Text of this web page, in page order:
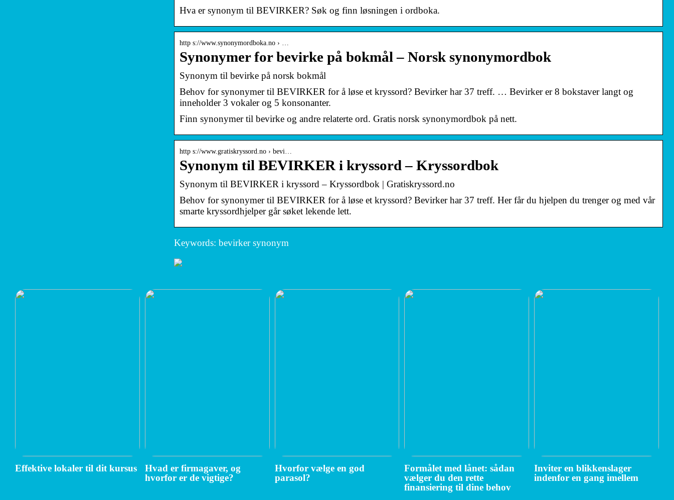
Hva er synonym til BEVIRKER? Søk og finn løsningen i ordboka.
http s://www.synonymordboka.no › …
Synonymer for bevirke på bokmål – Norsk synonymordbok
Synonym til bevirke på norsk bokmål
Behov for synonymer til BEVIRKER for å løse et kryssord? Bevirker har 37 treff. … Bevirker er 8 bokstaver langt og
inneholder 3 vokaler og 5 konsonanter.
Finn synonymer til bevirke og andre relaterte ord. Gratis norsk synonymordbok på nett.
http s://www.gratiskryssord.no › bevi…
Synonym til BEVIRKER i kryssord – Kryssordbok
Synonym til BEVIRKER i kryssord – Kryssordbok | Gratiskryssord.no
Behov for synonymer til BEVIRKER for å løse et kryssord? Bevirker har 37 treff. Her får du hjelpen du trenger og med vår
smarte kryssordhjelper går søket lekende lett.
Keywords: bevirker synonym
Effektive lokaler til dit kursus
Hvad er firmagaver, og
hvorfor er de vigtige?
Hvorfor vælge en god
parasol?
Formålet med lånet: sådan
vælger du den rette
finansiering til dine behov
Inviter en blikkenslager
indenfor en gang imellem